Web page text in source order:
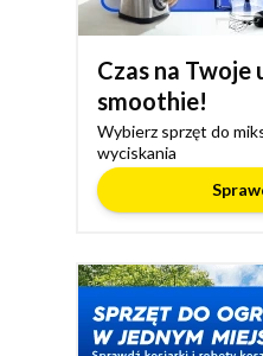
Czas na Twoje
smoothie!
Wybierz sprzęt do
wyciskania